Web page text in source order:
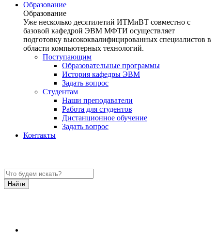
Образование
Образование
Уже несколько десятилетий ИТМиВТ совместно с
базовой кафедрой ЭВМ МФТИ осуществляет
подготовку высококвалифицированных специалистов в
области компьютерных технологий.
Поступающим
Образовательные программы
История кафедры ЭВМ
Задать вопрос
Студентам
Наши преподаватели
Работа для студентов
Дистанционное обучение
Задать вопрос
Контакты